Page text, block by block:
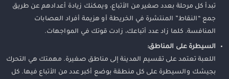
تبدأ كل مرحلة بعدد صغير من الأتباع، ويمكنك زيادة أعدادهم عن طريق
جمع “النقاط” المنتشرة في الخريطة أو هزيمة أفراد العصابات
المنافسة. كلما زاد عدد أتباعك، زادت قوتك في المواجهات.
السيطرة على المناطق:
اللعبة تعتمد على تقسيم المدينة إلى مناطق صغيرة. مهمتك هي التحرك
بجيشك والسيطرة على كل منطقة بوضع أكبر عدد من الأتباع فيها. كل